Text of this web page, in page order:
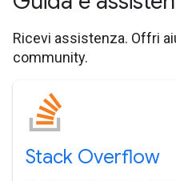
Ricevi assistenza. Offri
community.
Stack Overflow